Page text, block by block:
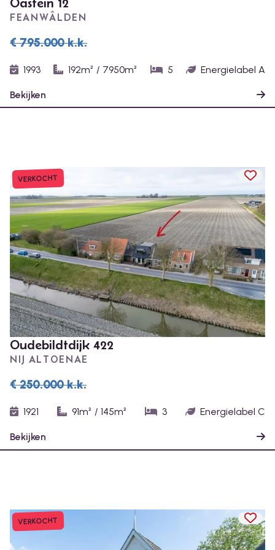
FEANWÂLDEN
€ 795.000k.k.
1993 192m² / 7950m² 5 Energielabel A
Bekijken
VERKOCHT
Oudebildtdijk 422
NIJ ALTOENAE
€ 250.000k.k.
1921 91m² / 145m² 3 Energielabel C
Bekijken
VERKOCHT